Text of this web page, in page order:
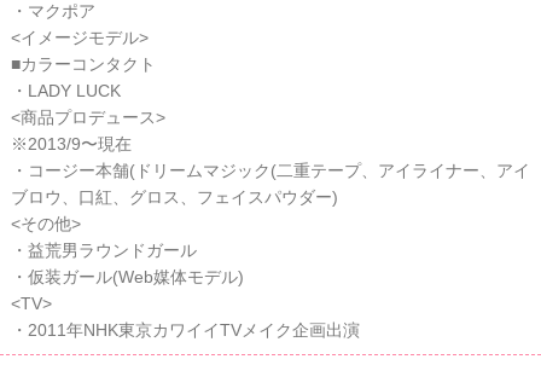
・マクポア
<イメージモデル>
■カラーコンタクト
・LADY LUCK
<商品プロデュース>
※2013/9〜現在
・コージー本舗(ドリームマジック(二重テープ、アイライナー、アイ
ブロウ、口紅、グロス、フェイスパウダー)
<その他>
・益荒男ラウンドガール
・仮装ガール(Web媒体モデル)
<TV>
・2011年NHK東京カワイイTVメイク企画出演